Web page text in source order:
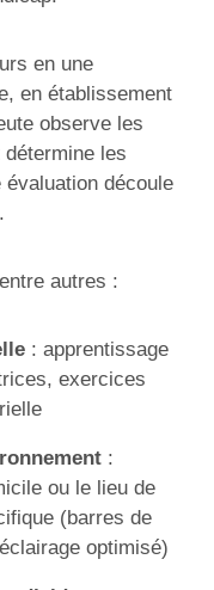
en une
en établissement
observe les
les
découle
autres :
: apprentissage
exercices
:
ou le lieu de
(barres de
optimisé)